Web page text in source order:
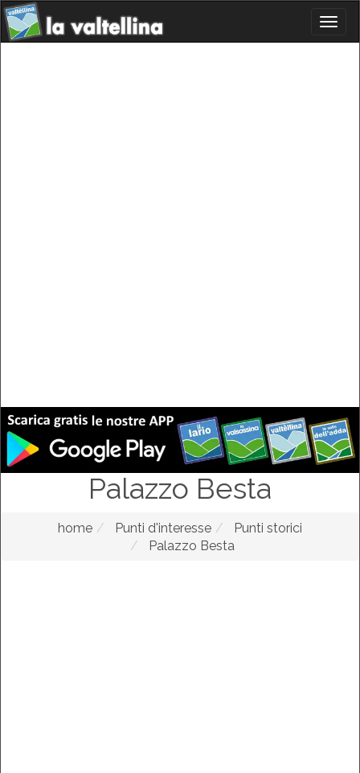
Palazzo Besta
home Punti d'interesse
Punti storici
Palazzo Besta